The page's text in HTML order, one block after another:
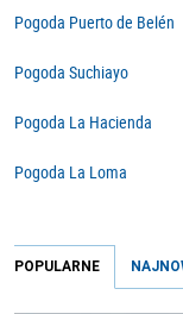
Pogoda Puerto de Belén
Pogoda Suchiayo
Pogoda La Hacienda
Pogoda La Loma
POPULARNE